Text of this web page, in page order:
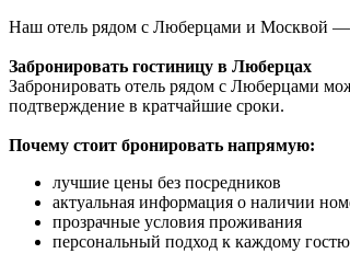
Наш отель рядом с Люберцами и Москвой —
Забронировать гостиницу в Люберцах
Забронировать отель рядом с Люберцами
подтверждение в кратчайшие сроки.
Почему стоит бронировать напрямую:
лучшие цены без посредников
актуальная информация о наличии
прозрачные условия проживания
персональный подход к каждому гостю